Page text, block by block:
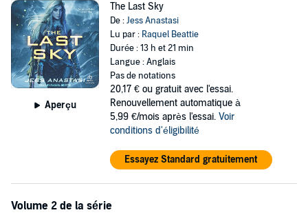
believes him. Sure, he's sexy as every kind of sin, but he's no
criminal—so she hides him. But no one escapes from Erebus and
lives to tell about it. With every day that passes, Zahli further risks
the lives of the entire crew . . . even as she falls in love with a man
she can never have for herself.
Contains mature themes.
©2015 Jess Anastasi (P)2022 Tantor
Aperçu
The Last Sky
De :Jess Anastasi
Lu par : Raquel Beattie
Durée : 13 h et 21 min
Langue : Anglais
Pas de notations
20,17 € ou gratuit avec l'essai.
Renouvellement automatique à
5,99 €/mois après l'essai. Voir
conditions d'éligibilité
Essayez Standard gratuitement
Volume 2 de la série